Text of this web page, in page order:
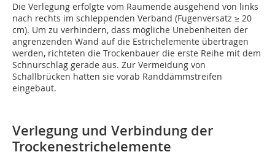
Die Verlegung erfolgte vom Raumende ausgehend von links
nach rechts im schleppenden Verband (Fugenversatz ≥ 20
cm). Um zu verhindern, dass mögliche Unebenheiten der
angrenzenden Wand auf die Estrichelemente übertragen
werden, richteten die Trockenbauer die erste Reihe mit dem
Schnurschlag gerade aus. Zur Vermeidung von
Schallbrücken hatten sie vorab Randdämmstreifen
eingebaut.
Verlegung und Verbindung der
Trockenestrichelemente